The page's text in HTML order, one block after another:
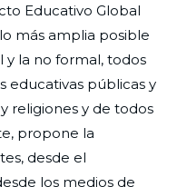
Educativo Global
más amplia posible
y la no formal, todos
educativas públicas y
religiones y de todos
propone la
desde el
los medios de